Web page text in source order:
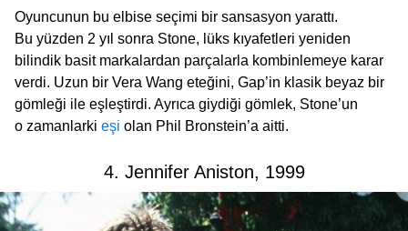
Oyuncunun bu elbise seçimi bir sansasyon yarattı.
Bu yüzden 2 yıl sonra Stone, lüks kıyafetleri yeniden
bilindik basit markalardan parçalarla kombinlemeye karar
verdi. Uzun bir Vera Wang eteğini, Gap’in klasik beyaz bir
gömleği ile eşleştirdi. Ayrıca giydiği gömlek, Stone’un
o zamanlarki eşi olan Phil Bronstein’a aitti.
4. Jennifer Aniston, 1999